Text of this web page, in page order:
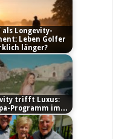
als Longevity-
Leben Golfer
länger?
trifft Luxus:
Programm im…